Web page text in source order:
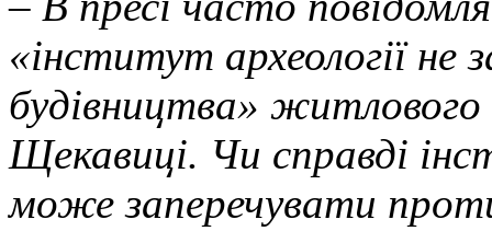
«інститут археології не
будівництва» житлового
Щекавиці. Чи справді
може заперечувати